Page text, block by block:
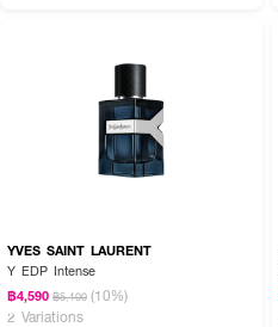
YVES SAINT LAURENT
Y EDP Intense
฿4,590 ฿5,100 (10%)
2 Variations